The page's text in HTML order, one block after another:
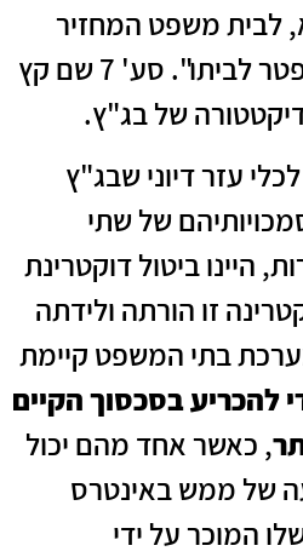
לבית משפט המחזיר
לכלא את מי שכבר נפטר לביתו". סע' 7 שם קץ
של בג"ץ.
עזר דיוני שבג"ץ
של שתי
היינו ביטול דוקטרינת
זו הורתה ולידתה
בתי המשפט קיימת
להכריע בסכסוך הקיים
, כאשר אחד מהם יכול
של ממש באינטרס
המוכר על ידי